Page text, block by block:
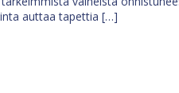
auttaa tapettia […]